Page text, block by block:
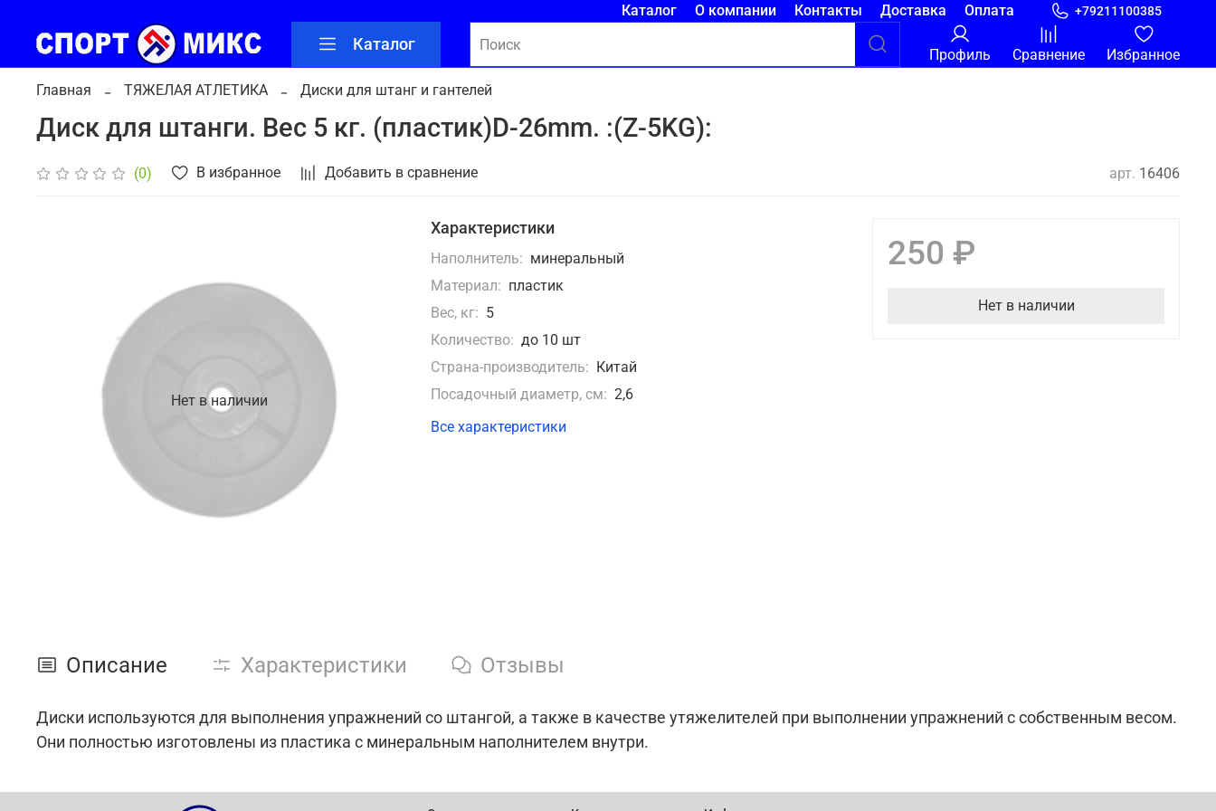
Каталог О компании Контакты Доставка Оплата +79211100385
Каталог
Профиль Сравнение Избранное
Главная ТЯЖЕЛАЯ АТЛЕТИКА Диски для штанг и гантелей
Диск для штанги. Вес 5 кг. (пластик)D-26mm. :(Z-5KG):
(0) В избранное Добавить в сравнение арт. 16406
Нет в наличии
Характеристики
Наполнитель: минеральный
Материал: пластик
Вес, кг: 5
Количество: до 10 шт
Страна-производитель: Китай
Посадочный диаметр, см: 2,6
Все характеристики
250 ₽
Нет в наличии
Описание Характеристики Отзывы
Диски используются для выполнения упражнений со штангой, а также в качестве утяжелителей при выполнении упражнений с собственным весом.
Они полностью изготовлены из пластика с минеральным наполнителем внутри.